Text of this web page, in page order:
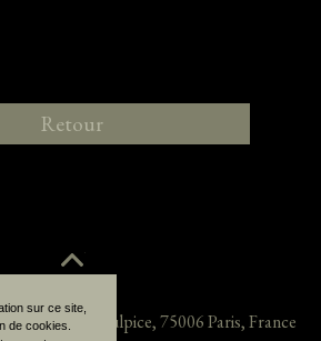
sur ce site,
de cookies.
Retour
38, rue Saint-Sulpice,75006Paris,France